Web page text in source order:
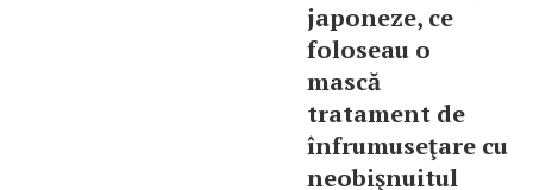
japoneze, ce
foloseau o
mască
tratament de
înfrumuseţare cu
neobişnuitul